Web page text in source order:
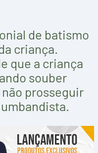
de batismo
criança.
que a criança
souber
prosseguir